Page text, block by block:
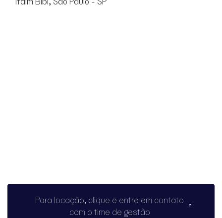
Para locação, clique e entre em contato
com o time de gestão